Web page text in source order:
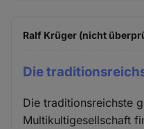
Ralf Krüger (nicht
Die
Die traditionsreichste
Multikultigesellschaft